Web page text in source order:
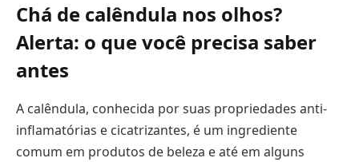
Chá de calêndula nos olhos?
Alerta: o que você precisa saber
antes
A calêndula, conhecida por suas propriedades anti-
inflamatórias e cicatrizantes, é um ingrediente
comum em produtos de beleza e até em alguns